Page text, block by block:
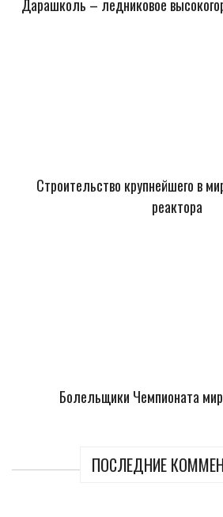
Дарашколь – ледниковое
Строительство крупнейшего в
реактора
Болельщики Чемпионата
ПОСЛЕДНИЕ